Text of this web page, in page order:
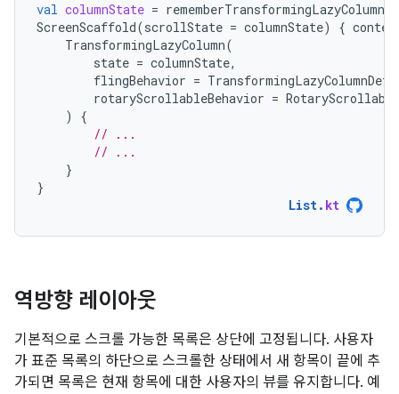
val columnState =
ScreenScaffold(scrollState = columnState) {
TransformingLazyColumn(
state = columnState,
flingBehavior =
rotaryScrollableBehavior =
)
{
// ...
// ...
}
}
List. kt
역방향 레이아웃
기본적으로 스크롤 가능한 목록은 상단에 고정됩니다. 사용자
가 표준 목록의 하단으로 스크롤한 상태에서 새 항목이 끝에 추
가되면 목록은 현재 항목에 대한 사용자의 뷰를 유지합니다. 예